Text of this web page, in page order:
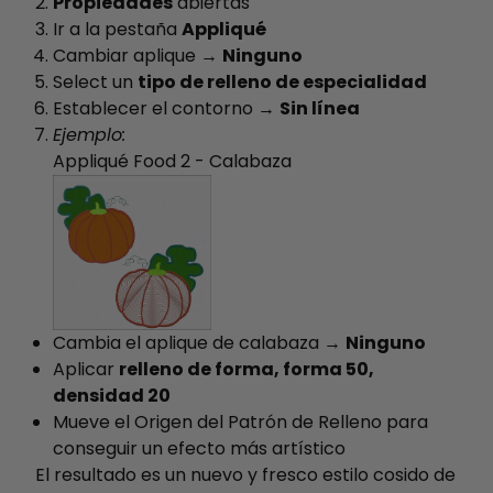
Ir a la pestaña Appliqué
Cambiar aplique → Ninguno
Select un tipo de relleno de especialidad
Establecer el contorno → Sin línea
Ejemplo:
Appliqué Food 2 - Calabaza
Cambia el aplique de calabaza → Ninguno
Aplicar relleno de forma, forma 50,
densidad 20
Mueve el Origen del Patrón de Relleno para
conseguir un efecto más artístico
El resultado es un nuevo y fresco estilo cosido de